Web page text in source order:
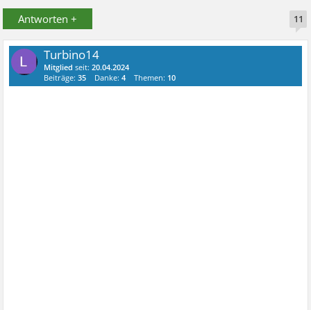
Antworten + 11
Turbino14
Mitglied seit:20.04.2024
Beiträge:35 Danke:4 Themen: 10